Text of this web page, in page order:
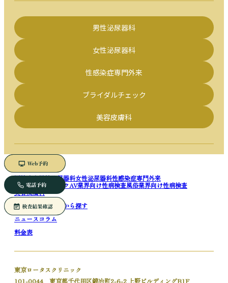
男性泌尿器科
女性泌尿器科
性感染症専門外来
ブライダルチェック
美容皮膚科
医院案内男性泌尿器科女性泌尿器科性感染症専門外来
ブライダルチェックAV業界向け性病検査風俗業界向け性病検査
美容皮膚科
症状から探す疾患から探す
ニュースコラム
料金表
東京ロータスクリニック
101-0044 東京都千代田区鍛冶町2-6-2 上野ビルディングB1F